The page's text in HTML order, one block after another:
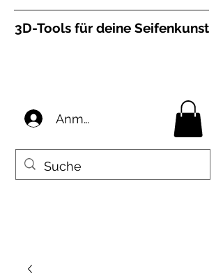
Anmelden
3D-Tools für deine Seifenkunst